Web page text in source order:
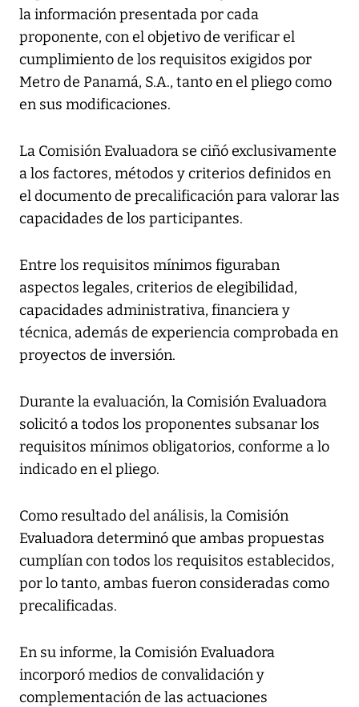
la información presentada por cada
proponente, con el objetivo de verificar el
cumplimiento de los requisitos exigidos por
Metro de Panamá, S.A., tanto en el pliego como
en sus modificaciones.
La Comisión Evaluadora se ciñó exclusivamente
a los factores, métodos y criterios definidos en
el documento de precalificación para valorar las
capacidades de los participantes.
Entre los requisitos mínimos figuraban
aspectos legales, criterios de elegibilidad,
capacidades administrativa, financiera y
técnica, además de experiencia comprobada en
proyectos de inversión.
Durante la evaluación, la Comisión Evaluadora
solicitó a todos los proponentes subsanar los
requisitos mínimos obligatorios, conforme a lo
indicado en el pliego.
Como resultado del análisis, la Comisión
Evaluadora determinó que ambas propuestas
cumplían con todos los requisitos establecidos,
por lo tanto, ambas fueron consideradas como
precalificadas.
En su informe, la Comisión Evaluadora
incorporó medios de convalidación y
complementación de las actuaciones